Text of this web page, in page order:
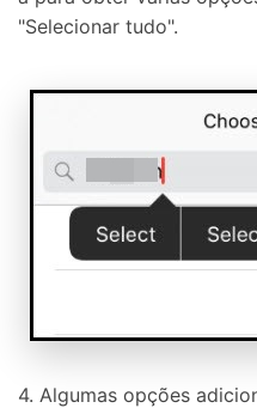
"Selecionar tudo".
4. Algumas opções